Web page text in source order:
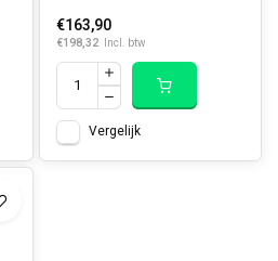
€163,90
€198,32 Incl. btw
Vergelijk